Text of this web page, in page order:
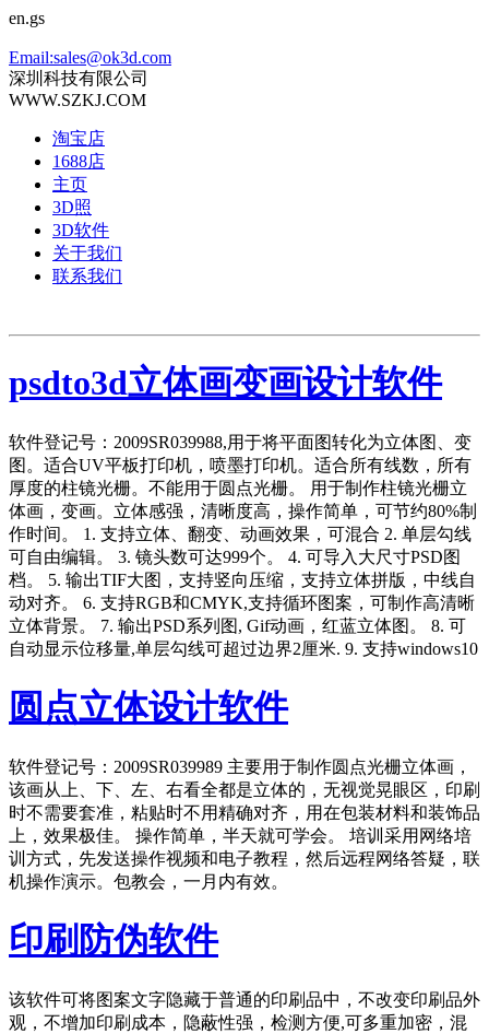
en.gs
Email:sales@ok3d.com
深圳科技有限公司
WWW.SZKJ.COM
淘宝店
1688店
主页
3D照
3D软件
关于我们
联系我们
psdto3d立体画变画设计软件
软件登记号：2009SR039988,用于将平面图转化为立体图、变
图。适合UV平板打印机，喷墨打印机。适合所有线数，所有
厚度的柱镜光栅。不能用于圆点光栅。 用于制作柱镜光栅立
体画，变画。立体感强，清晰度高，操作简单，可节约80%制
作时间。 1. 支持立体、翻变、动画效果，可混合 2. 单层勾线
可自由编辑。 3. 镜头数可达999个。 4. 可导入大尺寸PSD图
档。 5. 输出TIF大图，支持竖向压缩，支持立体拼版，中线自
动对齐。 6. 支持RGB和CMYK,支持循环图案，可制作高清晰
立体背景。 7. 输出PSD系列图, Gif动画，红蓝立体图。 8. 可
自动显示位移量,单层勾线可超过边界2厘米. 9. 支持windows10
圆点立体设计软件
软件登记号：2009SR039989 主要用于制作圆点光栅立体画，
该画从上、下、左、右看全都是立体的，无视觉晃眼区，印刷
时不需要套准，粘贴时不用精确对齐，用在包装材料和装饰品
上，效果极佳。 操作简单，半天就可学会。 培训采用网络培
训方式，先发送操作视频和电子教程，然后远程网络答疑，联
机操作演示。包教会，一月内有效。
印刷防伪软件
该软件可将图案文字隐藏于普通的印刷品中，不改变印刷品外
观，不增加印刷成本，隐蔽性强，检测方便,可多重加密，混